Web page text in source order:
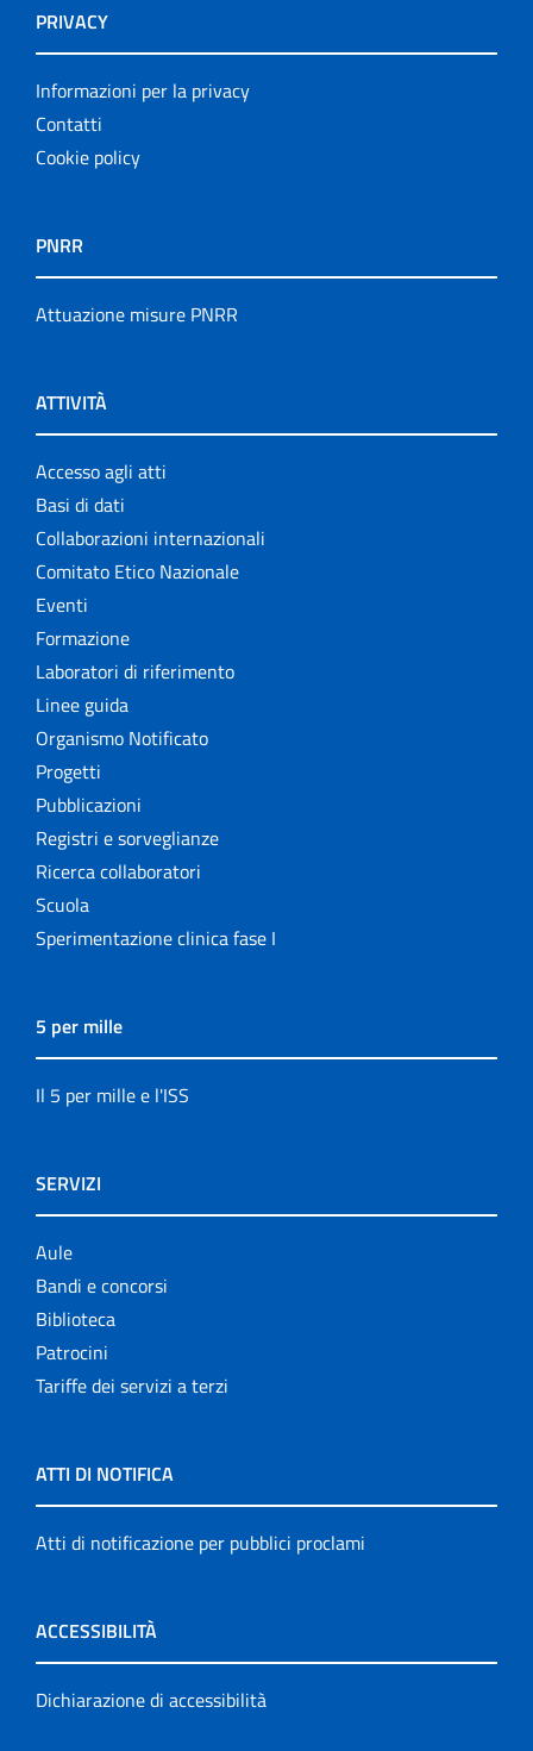
PRIVACY
Informazioni per la privacy
Contatti
Cookie policy
PNRR
Attuazione misure PNRR
ATTIVITÀ
Accesso agli atti
Basi di dati
Collaborazioni internazionali
Comitato Etico Nazionale
Eventi
Formazione
Laboratori di riferimento
Linee guida
Organismo Notificato
Progetti
Pubblicazioni
Registri e sorveglianze
Ricerca collaboratori
Scuola
Sperimentazione clinica fase I
5 per mille
Il 5 per mille e l'ISS
SERVIZI
Aule
Bandi e concorsi
Biblioteca
Patrocini
Tariffe dei servizi a terzi
ATTI DI NOTIFICA
Atti di notificazione per pubblici proclami
ACCESSIBILITÀ
Dichiarazione di accessibilità